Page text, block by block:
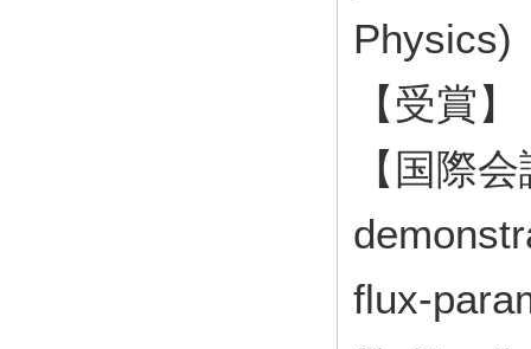
Physics)
【受賞
【国際
flux-